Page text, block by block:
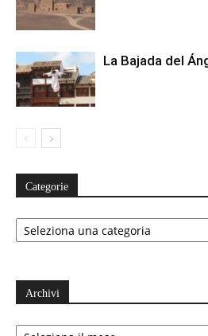
La Bajada del
Categorie
Categorie
Archivi
Archivi